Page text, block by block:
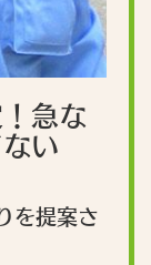
急な
い
を提案さ